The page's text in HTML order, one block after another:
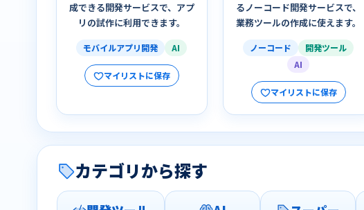
成できる開発サービスで、アプ
リの試作に利用できます。
モバイルアプリ開発 AI
マイリストに保存
るノーコード開発サービスで、
業務ツールの作成に使えます。
ノーコード
開発ツール
AI
マイリストに保存
カテゴリから探す